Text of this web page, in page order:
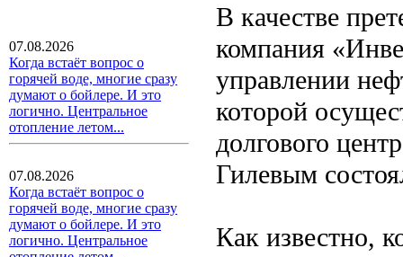
07.08.2026
Когда встаёт вопрос о
горячей воде, многие сразу
думают о бойлере. И это
логично. Центральное
отопление летом...
07.08.2026
Когда встаёт вопрос о
горячей воде, многие сразу
думают о бойлере. И это
логично. Центральное
В качестве
компания
управлении
которой
долгового
Гилевым
Как известно,